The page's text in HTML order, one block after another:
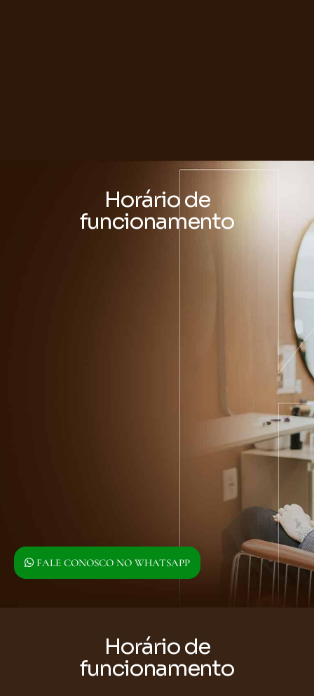
Horário de
funcionamento
FALE CONOSCO NO WHATSAPP
Horário de
funcionamento